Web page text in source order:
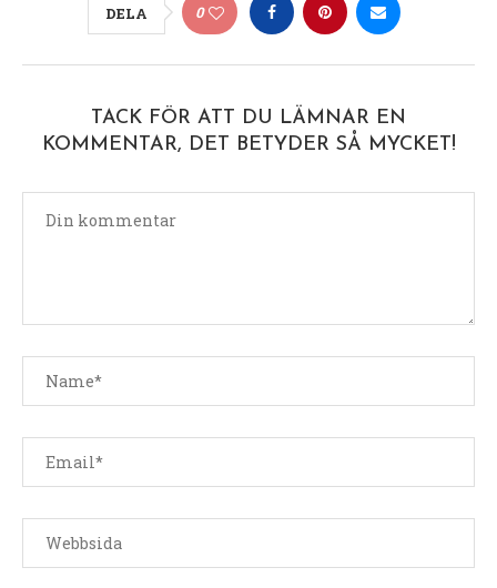
DELA 0
TACK FÖR ATT DU LÄMNAR EN
KOMMENTAR, DET BETYDER SÅ MYCKET!